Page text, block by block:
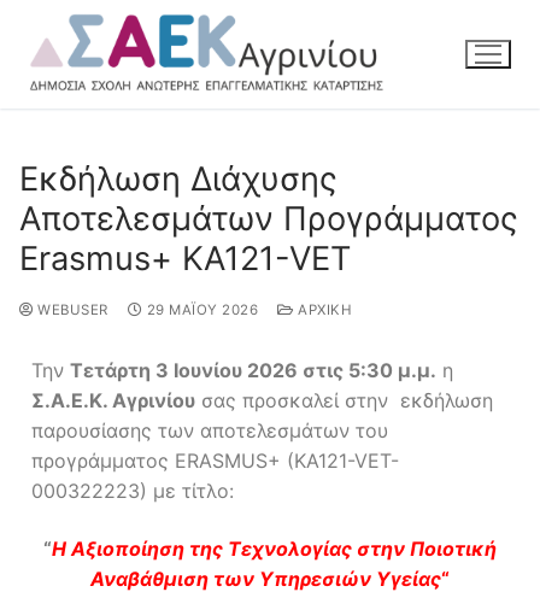
Εκδήλωση Διάχυσης
Αποτελεσμάτων Προγράμματος
Erasmus+ KA121-VET
WEBUSER 29 ΜΑΪ́ΟΥ 2026 ΑΡΧΙΚΉ
Την Τετάρτη 3 Ιουνίου 2026 στις 5:30 μ.μ. η
Σ.Α.Ε.Κ. Αγρινίου σας προσκαλεί στην εκδήλωση
παρουσίασης των αποτελεσμάτων του
προγράμματος ERASMUS+ (KA121-VET-
000322223) με τίτλο:
“Η Αξιοποίηση της Τεχνολογίας στην Ποιοτική
Αναβάθμιση των Υπηρεσιών Υγείας“